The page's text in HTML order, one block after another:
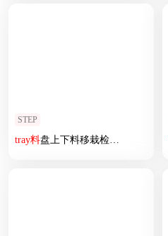
STEP
tray料盘上下料移栽检测step